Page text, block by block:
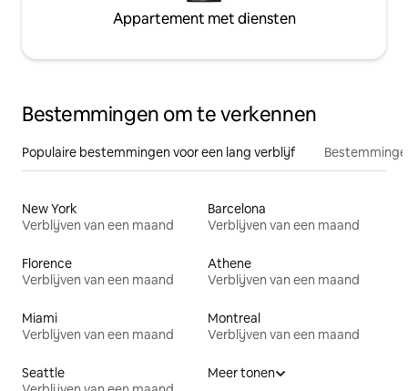
Appartement met diensten
Bestemmingen om te verkennen
Populaire bestemmingen voor een lang verblijf
New York
Verblijven van een maand
Barcelona
Verblijven van een maand
Florence
Verblijven van een maand
Athene
Verblijven van een maand
Miami
Verblijven van een maand
Montreal
Verblijven van een maand
Seattle
Meer tonen